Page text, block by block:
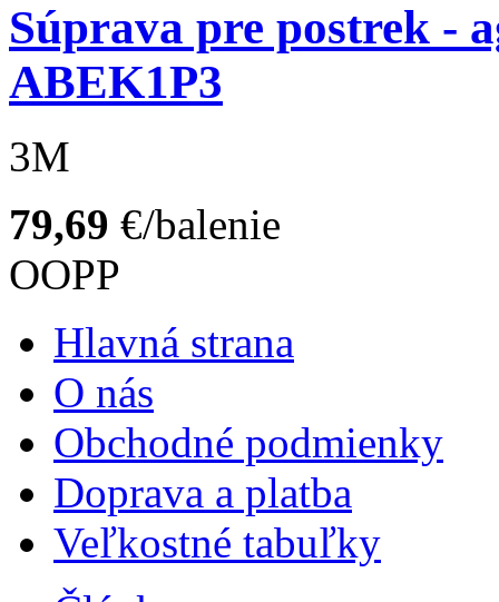
Súprava pre postrek -
ABEK1P3
3M
79,69 €/balenie
OOPP
Hlavná strana
O nás
Obchodné podmienky
Doprava a platba
Veľkostné tabuľky